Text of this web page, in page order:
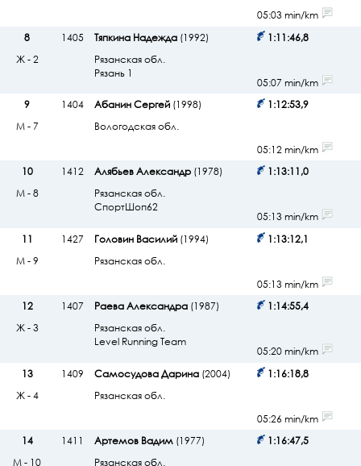
05:03 min/km
8
1405 Тяпкина Надежда(1992)
Рязанская обл.
Рязань 1
1:11:46,8
Ж - 2
05:07 min/km
9
1404 Абанин Сергей(1998)
Вологодская обл.
1:12:53,9
М - 7
05:12 min/km
10
1412 Алябьев Александр(1978)
Рязанская обл.
СпортШоп62
1:13:11,0
М - 8
05:13 min/km
11
1427 Головин Василий(1994)
Рязанская обл.
1:13:12,1
М - 9
05:13 min/km
12
1407 Раева Александра(1987)
Рязанская обл.
Level Running Team
1:14:55,4
Ж - 3
05:20 min/km
13
1409 Самосудова Дарина(2004)
Рязанская обл.
1:16:18,8
Ж - 4
05:26 min/km
14
1411 Артемов Вадим(1977)
Рязанская обл.
1:16:47,5
М - 10